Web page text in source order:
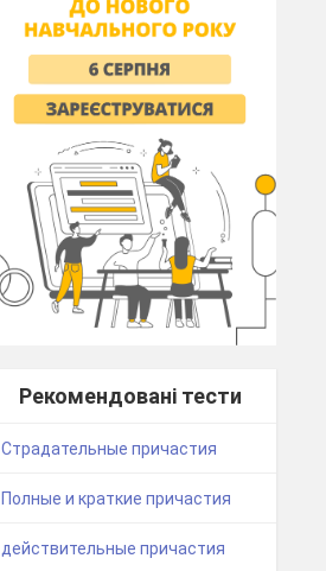
Рекомендовані тести
Страдательные причастия
Полные и краткие причастия
действительные причастия